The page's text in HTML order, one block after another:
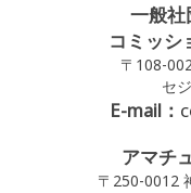
一般社
コミッシ
〒108-
セ
E-mail：
アマチ
〒250-0012